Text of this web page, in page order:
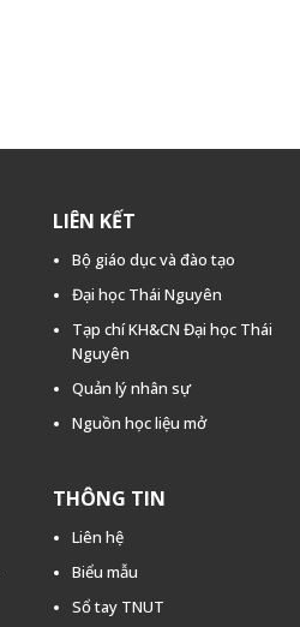
LIÊN KẾT
Bộ giáo dục và đào tạo
Đại học Thái Nguyên
Tạp chí KH&CN Đại học Thái
Nguyên
Quản lý nhân sự
Nguồn học liệu mở
THÔNG TIN
Liên hệ
Biểu mẫu
Sổ tay TNUT